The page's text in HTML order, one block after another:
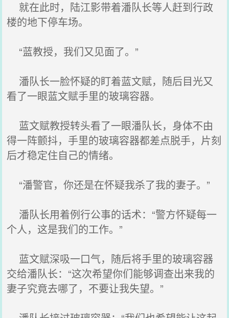
就在此时，陆江影带着潘队长等人赶到行政
楼的地下停车场。
“蓝教授，我们又见面了。”
潘队长一脸怀疑的盯着蓝文赋，随后目光又
看了一眼蓝文赋手里的玻璃容器。
蓝文赋教授转头看了一眼潘队长，身体不由
得一阵颤抖，手里的玻璃容器都差点脱手，片刻
后才稳定住自己的情绪。
“潘警官，你还是在怀疑我杀了我的妻子。”
潘队长用着例行公事的话术：“警方怀疑每一
个人，这是我们的工作。”
蓝文赋深吸一口气，随后将手里的玻璃容器
交给潘队长：“这次希望你们能够调查出来我的
妻子究竟去哪了，不要让我失望。”